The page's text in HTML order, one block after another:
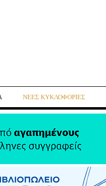
ΝΕΕΣ ΚΥΚΛΟΦΟΡΙΕΣ